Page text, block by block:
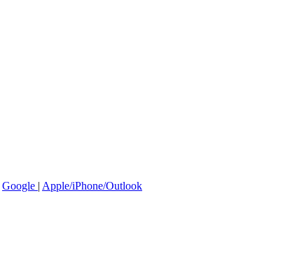
Google | Apple/iPhone/Outlook